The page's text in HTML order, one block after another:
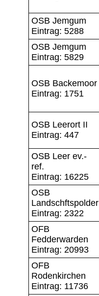
OSB Jemgum
Eintrag: 5288
OSB Jemgum
Eintrag: 5829
OSB Backemoor
Eintrag: 1751
OSB Leerort II
Eintrag: 447
OSB Leer ev.-
ref.
Eintrag: 16225
OSB
Landschftspolder
Eintrag: 2322
OFB
Fedderwarden
Eintrag: 20993
OFB
Rodenkirchen
Eintrag: 11736